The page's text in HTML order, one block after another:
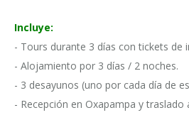
Incluye:
- Tours durante 3 días con tickets
- Alojamiento por 3 días / 2 noches.
- 3 desayunos (uno por cada día de
- Recepción en Oxapampa y traslado